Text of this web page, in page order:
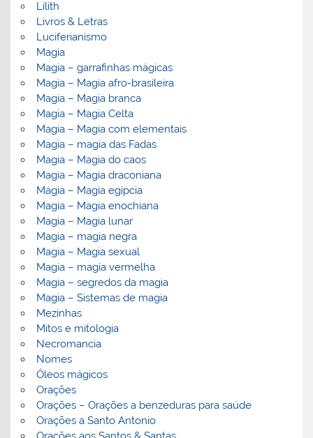
Lilith
Livros & Letras
Luciferianismo
Magia
Magia – garrafinhas mágicas
Magia – Magia afro-brasileira
Magia – Magia branca
Magia – Magia Celta
Magia – Magia com elementais
Magia – magia das Fadas
Magia – Magia do caos
Magia – Magia draconiana
Magia – Magia egípcia
Magia – Magia enochiana
Magia – Magia lunar
Magia – magia negra
Magia – Magia sexual
Magia – magia vermelha
Magia – segredos da magia
Magia – Sistemas de magia
Mezinhas
Mitos e mitologia
Necromancia
Nomes
Óleos mágicos
Orações
Orações – Orações a benzeduras para saúde
Orações a Santo Antonio